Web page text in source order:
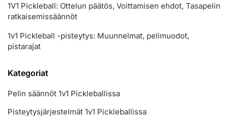
1V1 Pickleball: Ottelun päätös, Voittamisen ehdot, Tasapelin
ratkaisemissäännöt
1v1 Pickleball -pisteytys: Muunnelmat, pelimuodot,
pistarajat
Kategoriat
Pelin säännöt 1v1 Pickleballissa
Pisteytysjärjestelmät 1v1 Pickleballissa